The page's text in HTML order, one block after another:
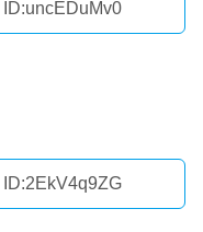
ID:uncEDuMv0
ID:2EkV4q9ZG